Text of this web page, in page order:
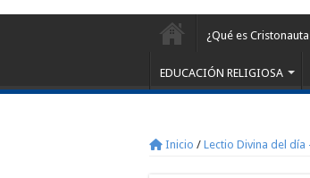
¿Qué es
EDUCACIÓN RELIGIOSA
Inicio / Lectio Divina del día